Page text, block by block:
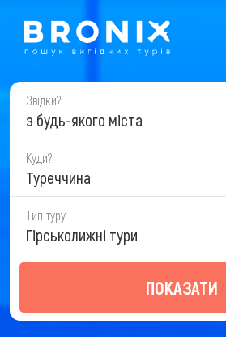
Звідки?
з будь-якого міста
Куди?
Туреччина
Тип туру
Гірськолижні тури
ПОКАЗАТИ